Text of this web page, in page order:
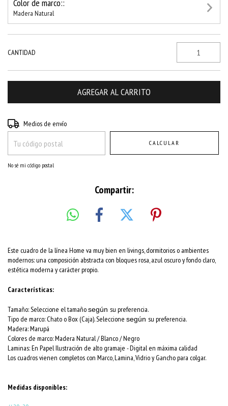
Color de marco::
Madera Natural
CANTIDAD
Entregas para el CP:
Medios de envío
CALCULAR
No sé mi código postal
Compartir:
Este cuadro de la línea Home va muy bien en livings, dormitorios o ambientes
modernos: una composición abstracta con bloques rosa, azul oscuro y fondo claro,
estética moderna y carácter propio.
Características:
Tamaño: Seleccione el tamañosegún su preferencia.
Tipo de marco: Chato o Box (Caja). Seleccione según su preferencia.
Madera: Marupá
Colores de marco:Madera Natural / Blanco / Negro
Laminas: En Papel Ilustración de alto gramaje - Digital en máxima calidad
Los cuadros vienen completos con Marco, Lamina, Vidrio y Gancho para colgar.
Medidas disponibles: